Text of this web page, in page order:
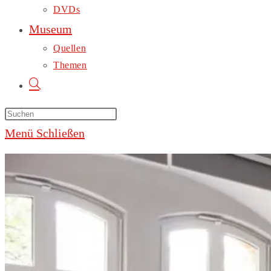
DVDs
Museum
Quellen
Themen
Menü Schließen